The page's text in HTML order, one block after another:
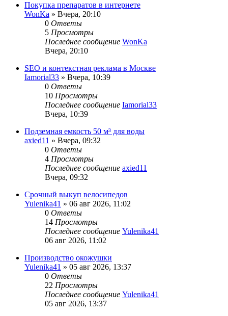
Покупка препаратов в интернете
WonKa » Вчера, 20:10
0 Ответы
5 Просмотры
Последнее сообщение WonKa
Вчера, 20:10
SEO и контекстная реклама в Москве
Iamorial33 » Вчера, 10:39
0 Ответы
10 Просмотры
Последнее сообщение Iamorial33
Вчера, 10:39
Подземная емкость 50 м³ для воды
axied11 » Вчера, 09:32
0 Ответы
4 Просмотры
Последнее сообщение axied11
Вчера, 09:32
Срочный выкуп велосипедов
Yulenika41 » 06 авг 2026, 11:02
0 Ответы
14 Просмотры
Последнее сообщение Yulenika41
06 авг 2026, 11:02
Производство окожушки
Yulenika41 » 05 авг 2026, 13:37
0 Ответы
22 Просмотры
Последнее сообщение Yulenika41
05 авг 2026, 13:37